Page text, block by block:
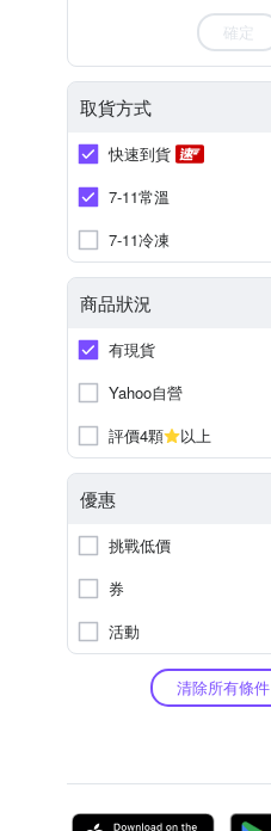
確定
取貨方式
快速到貨
7-11常溫
7-11冷凍
商品狀況
有現貨
Yahoo自營
評價4顆
以上
優惠
挑戰低價
券
活動
清除所有條件